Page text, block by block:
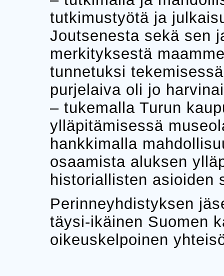
tutkimustyötä ja
Joutsenesta sekä sen
merkityksestä
tunnetuksi
purjelaiva oli jo
– tukemalla Turun
ylläpitämisessä
hankkimalla
osaamista aluksen
historiallisten asioiden
Perinneyhdistyksen
täysi-ikäinen Suomen
oikeuskelpoinen